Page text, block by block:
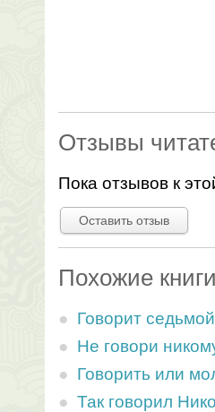
Отзывы
Пока отзывов к
Оставить отзыв
Похожие книги
Говорит
Не говори
Говорить или
Так говорил